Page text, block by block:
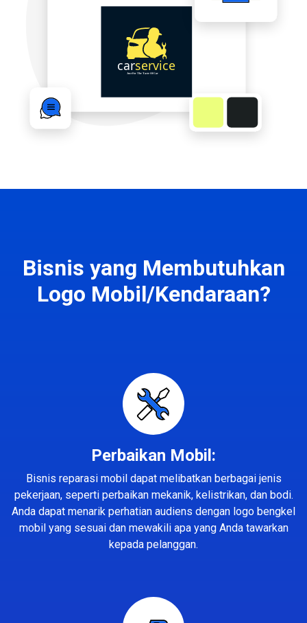
Bisnis yang Membutuhkan
Logo Mobil/Kendaraan?
Perbaikan Mobil:
Bisnis reparasi mobil dapat melibatkan berbagai jenis
pekerjaan, seperti perbaikan mekanik, kelistrikan, dan bodi.
Anda dapat menarik perhatian audiens dengan logo bengkel
mobil yang sesuai dan mewakili apa yang Anda tawarkan
kepada pelanggan.